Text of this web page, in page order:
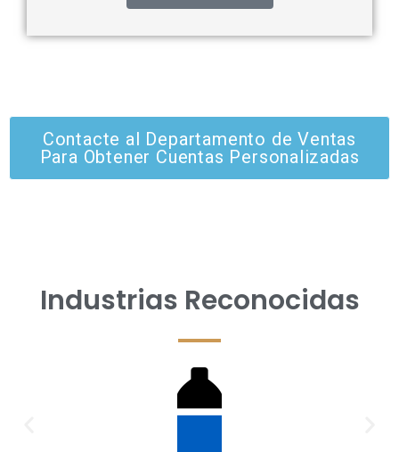
Contacte al Departamento de Ventas
Para Obtener Cuentas Personalizadas
Industrias Reconocidas